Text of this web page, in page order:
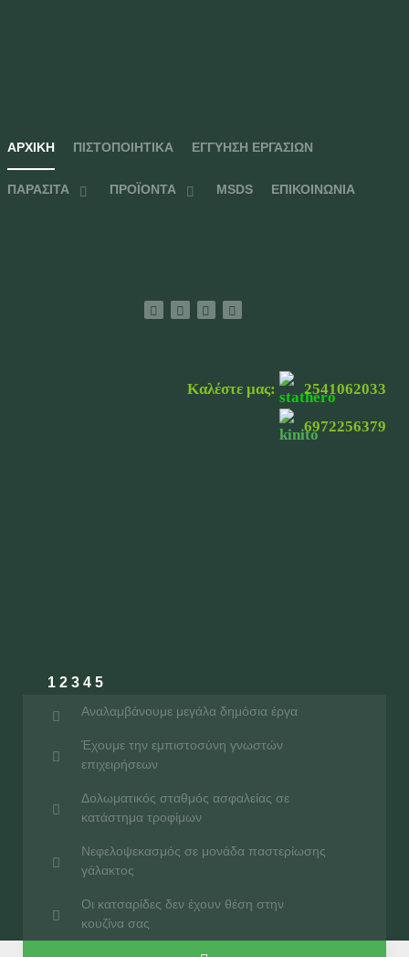
ΑΡΧΙΚΉ ΠΙΣΤΟΠΟΙΗΤΙΚΆ ΕΓΓΎΗΣΗ ΕΡΓΑΣΙΏΝ
ΠΑΡΆΣΙΤΑ ΠΡΟΪΌΝΤΑ MSDS ΕΠΙΚΟΙΝΩΝΊΑ
Καλέστε μας: 2541062033
6972256379
1 2 3 4 5
Aναλαμβάνουμε μεγάλα δημόσια έργα
Έχουμε την εμπιστοσύνη γνωστών
επιχειρήσεων
Δολωματικός σταθμός ασφαλείας σε
κατάστημα τροφίμων
Νεφελοψεκασμός σε μονάδα παστερίωσης
γάλακτος
Οι κατσαρίδες δεν έχουν θέση στην
κουζίνα σας